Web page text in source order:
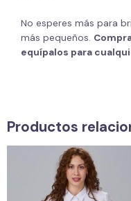
No esperes más para
más pequeños.
equípalos para
Productos